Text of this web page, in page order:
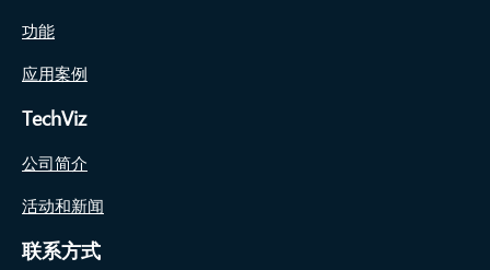
功能
应用案例
TechViz
公司简介
活动和新闻
联系方式